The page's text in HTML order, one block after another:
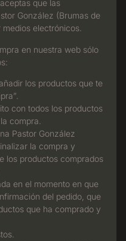
que las
González (Brumas de
electrónicos.
en nuestra web sólo
los productos que te
con todos los productos
compra.
Pastor González
la compra y
los productos comprados
en el momento en que
del pedido, que
que ha comprado y